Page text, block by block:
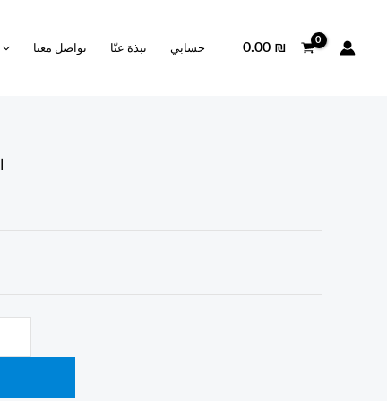
تواصل معنا نبذة عنّا حسابي 0.00 ₪